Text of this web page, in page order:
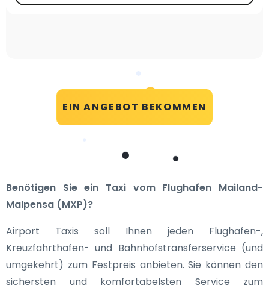
EIN ANGEBOT BEKOMMEN
Benötigen Sie ein Taxi vom Flughafen Mailand-
Malpensa (MXP)?
Airport Taxis soll Ihnen jeden Flughafen-,
Kreuzfahrthafen- und Bahnhofstransferservice (und
umgekehrt) zum Festpreis anbieten. Sie können den
sichersten und komfortabelsten Service zum